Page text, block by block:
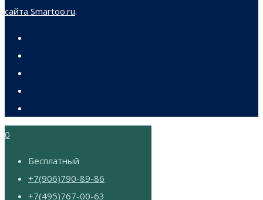
сайта Smartoo.ru.
0
Бесплатный
+7(906)790-89-86
+7(495)767-00-63